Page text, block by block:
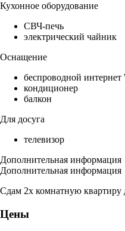
Кухонное оборудование
СВЧ-печь
электрический чайник
Оснащение
беспроводной интернет
кондиционер
балкон
Для досуга
телевизор
Дополнительная информация
Дополнительная информация
Сдам 2х комнатную квартиру
Цены